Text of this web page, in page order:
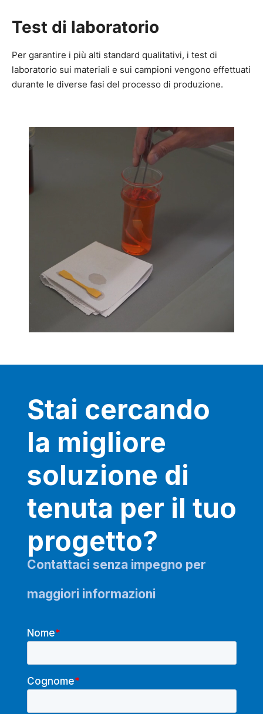
Test di laboratorio
Per garantire i più alti standard qualitativi, i test di
laboratorio sui materiali e sui campioni vengono effettuati
durante le diverse fasi del processo di produzione.